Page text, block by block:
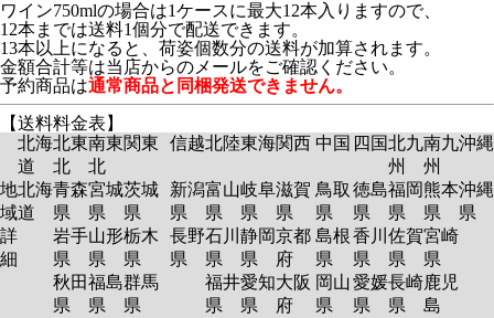
ワイン750mlの場合は1ケースに最大12本入りますので、
12本までは送料1個分で配送できます。
13本以上になると、荷姿個数分の送料が加算されます。
金額合計等は当店からのメールをご確認ください。
予約商品は通常商品と同梱発送できません。
【送料料金表】
北海
道
北東
北
南東
北
関東 信越北陸東海関西 中国 四国北九
州
南九
州
沖縄
地
域
詳
細
北海
道
青森
県
岩手
県
秋田
県
宮城
県
山形
県
福島
県
茨城
県
栃木
県
群馬
県
新潟
県
長野
県
富山
県
石川
県
福井
県
岐阜
県
静岡
県
愛知
県
滋賀
県
京都
府
大阪
府
鳥取
県
島根
県
岡山
県
徳島
県
香川
県
愛媛
県
福岡
県
佐賀
県
長崎
県
熊本
県
宮崎
県
鹿児
島
沖縄
県